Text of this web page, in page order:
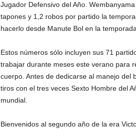
Jugador Defensivo del Año.
tapones y 1,2 robos por partido la
hacerlo desde Manute Bol en la
Estos números sólo incluyen sus 71
trabajar durante meses este verano para
cuerpo. Antes de dedicarse al manejo del
tiros con el tres veces Sexto Hombre del
mundial.
Bienvenidos al segundo año de la era